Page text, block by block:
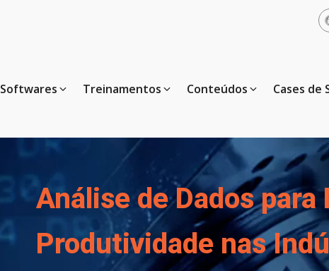
Softwares Treinamentos Conteúdos Cases de
Análise de Dados para
Produtividade nas